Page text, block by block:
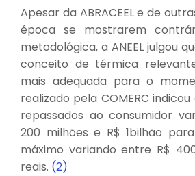
Apesar da ABRACEEL e de
época se mostrarem
metodológica, a ANEEL julgou
conceito de térmica
mais adequada para o
realizado pela COMERC
repassados ao consumidor
200 milhões e R$ 1bilhão
máximo variando entre R$
reais. (2)